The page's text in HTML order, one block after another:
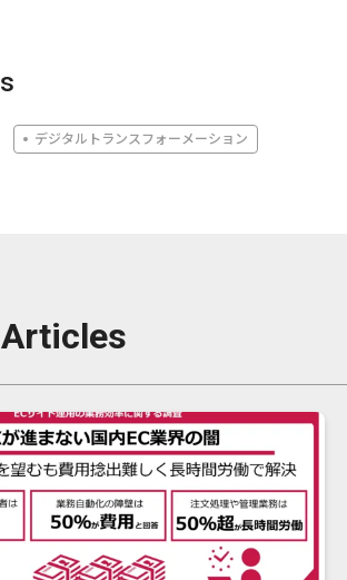
デジタルトランスフォーメーション